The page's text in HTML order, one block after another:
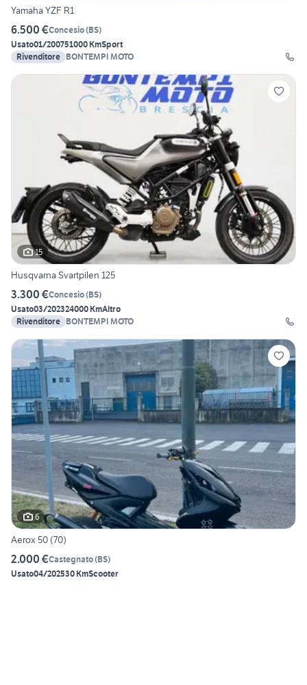
Yamaha YZF R1
6.500 €Concesio(BS)
Usato01/200751000 KmSport
Rivenditore BONTEMPI MOTO
15
Husqvarna Svartpilen 125
3.300 €Concesio(BS)
Usato03/202324000 KmAltro
Rivenditore BONTEMPI MOTO
6
Aerox 50 (70)
2.000 €Castegnato(BS)
Usato04/202530 KmScooter